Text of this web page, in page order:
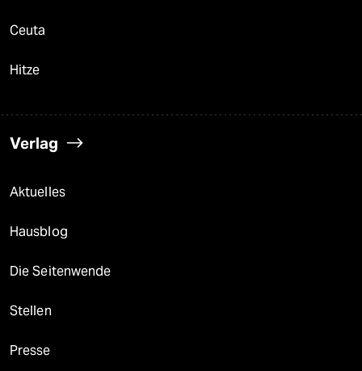
Ceuta
Hitze
Verlag
Aktuelles
Hausblog
Die Seitenwende
Stellen
Presse